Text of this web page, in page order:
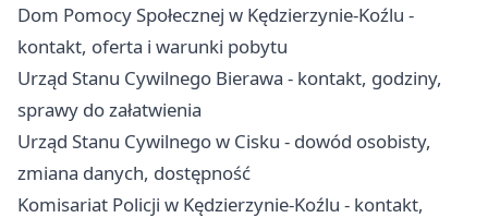
Dom Pomocy Społecznej w Kędzierzynie-Koźlu -
kontakt, oferta i warunki pobytu
Urząd Stanu Cywilnego Bierawa - kontakt, godziny,
sprawy do załatwienia
Urząd Stanu Cywilnego w Cisku - dowód osobisty,
zmiana danych, dostępność
Komisariat Policji w Kędzierzynie-Koźlu - kontakt,